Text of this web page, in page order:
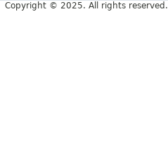
Copyright © 2025. All rights reserved.